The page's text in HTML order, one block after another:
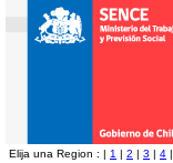
Elija una Region : | 1 | 2 | 3 | 4